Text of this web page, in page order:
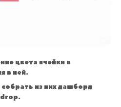
цвета ячейки в
в ней.
из них дашборд